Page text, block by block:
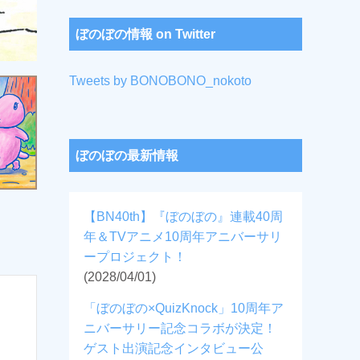
ぼのぼの情報 on Twitter
Tweets by BONOBONO_nokoto
ぼのぼの最新情報
【BN40th】『ぼのぼの』連載40周
年＆TVアニメ10周年アニバーサリ
ープロジェクト！
(2028/04/01)
「ぼのぼの×QuizKnock」10周年ア
ニバーサリー記念コラボが決定！
ゲスト出演記念インタビュー公